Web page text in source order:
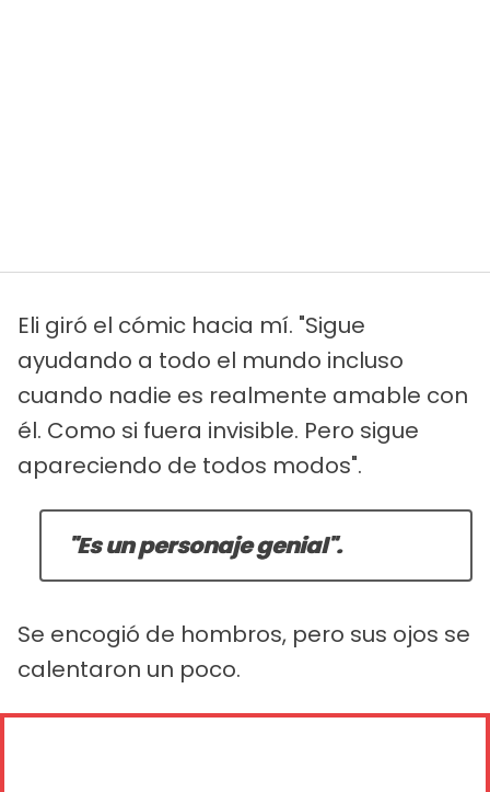
Eli giró el cómic hacia mí. "Sigue
ayudando a todo el mundo incluso
cuando nadie es realmente amable con
él. Como si fuera invisible. Pero sigue
apareciendo de todos modos".
"Es un personaje genial".
Se encogió de hombros, pero sus ojos se
calentaron un poco.